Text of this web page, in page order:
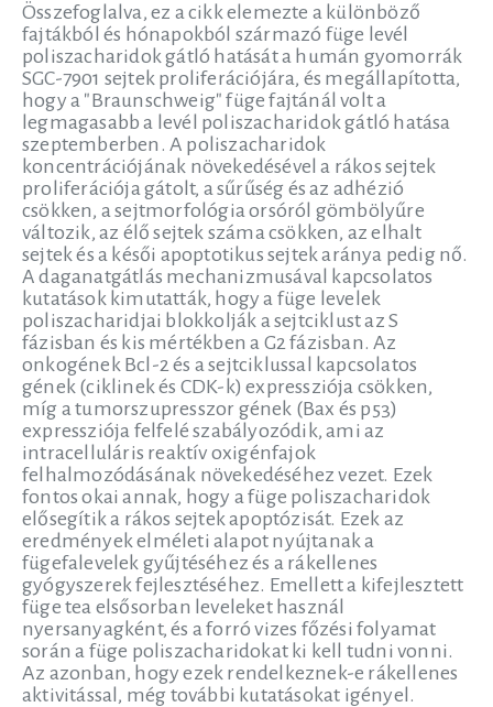
Összefoglalva, ez a cikk elemezte a különböző
fajtákból és hónapokból származó füge levél
poliszacharidok gátló hatását a humán gyomorrák
SGC-7901 sejtek proliferációjára, és megállapította,
hogy a "Braunschweig" füge fajtánál volt a
legmagasabb a levél poliszacharidok gátló hatása
szeptemberben. A poliszacharidok
koncentrációjának növekedésével a rákos sejtek
proliferációja gátolt, a sűrűség és az adhézió
csökken, a sejtmorfológia orsóról gömbölyűre
változik, az élő sejtek száma csökken, az elhalt
sejtek és a késői apoptotikus sejtek aránya pedig nő.
A daganatgátlás mechanizmusával kapcsolatos
kutatások kimutatták, hogy a füge levelek
poliszacharidjai blokkolják a sejtciklust az S
fázisban és kis mértékben a G2 fázisban. Az
onkogének Bcl-2 és a sejtciklussal kapcsolatos
gének (ciklinek és CDK-k) expressziója csökken,
míg a tumorszupresszor gének (Bax és p53)
expressziója felfelé szabályozódik, ami az
intracelluláris reaktív oxigénfajok
felhalmozódásának növekedéséhez vezet. Ezek
fontos okai annak, hogy a füge poliszacharidok
elősegítik a rákos sejtek apoptózisát. Ezek az
eredmények elméleti alapot nyújtanak a
fügefalevelek gyűjtéséhez és a rákellenes
gyógyszerek fejlesztéséhez. Emellett a kifejlesztett
füge tea elsősorban leveleket használ
nyersanyagként, és a forró vizes főzési folyamat
során a füge poliszacharidokat ki kell tudni vonni.
Az azonban, hogy ezek rendelkeznek-e rákellenes
aktivitással, még további kutatásokat igényel.